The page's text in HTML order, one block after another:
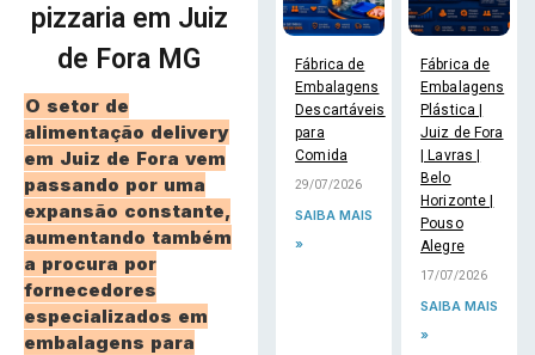
pizzaria em Juiz
de Fora MG
O setor de
alimentação delivery
em Juiz de Fora vem
passando por uma
expansão constante,
aumentando também
a procura por
fornecedores
especializados em
embalagens para
Fábrica de
Embalagens
Descartáveis
para
Comida
29/07/2026
SAIBA MAIS
»
Fábrica de
Embalagens
Plástica |
Juiz de Fora
| Lavras |
Belo
Horizonte |
Pouso
Alegre
17/07/2026
SAIBA MAIS
»